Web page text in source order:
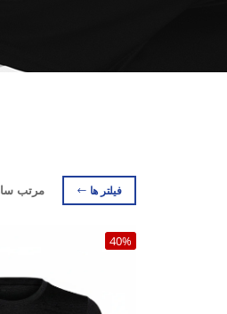
فیلتر ها مرتب
40%